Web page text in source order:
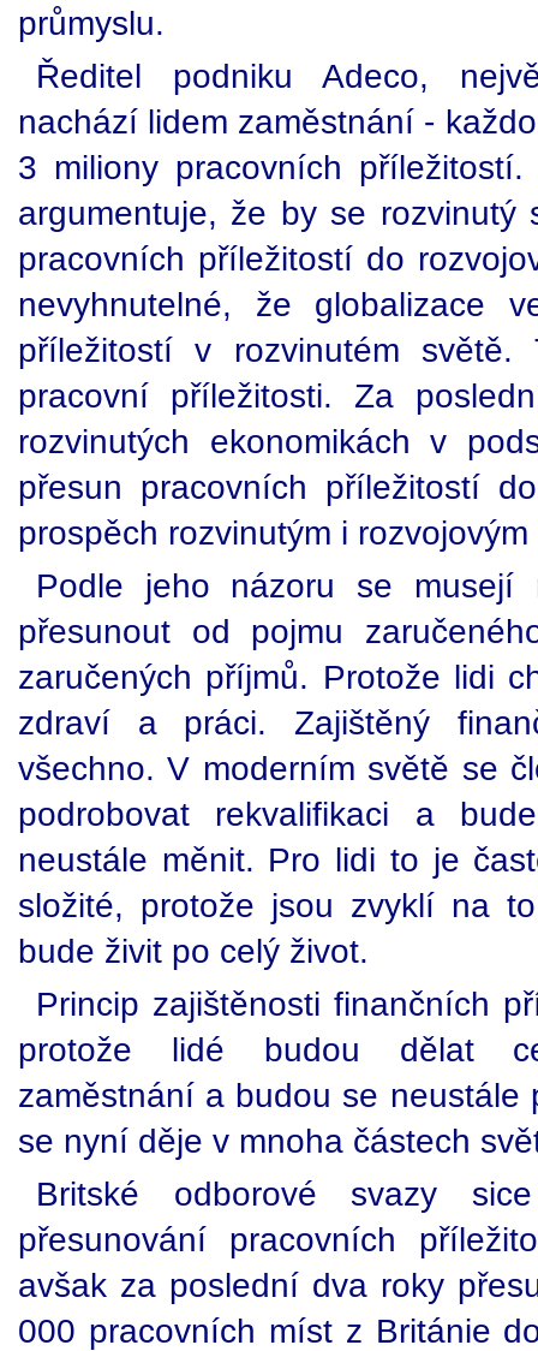
průmyslu.
Ředitel podniku Adeco,
nachází lidem zaměstnání -
3 miliony pracovních
argumentuje, že by se rozvinutý
pracovních příležitostí do
nevyhnutelné, že globalizace
příležitostí v rozvinutém světě.
pracovní příležitosti. Za
rozvinutých ekonomikách v
přesun pracovních příležitostí
prospěch rozvinutým i
Podle jeho názoru se musejí
přesunout od pojmu
zaručených příjmů. Protože lidi
zdraví a práci. Zajištěný
všechno. V moderním světě se
podrobovat rekvalifikaci a
neustále měnit. Pro lidi to je
složité, protože jsou zvyklí na
bude živit po celý život.
Princip zajištěnosti finančních
protože lidé budou dělat
zaměstnání a budou se neustále
se nyní děje v mnoha částech
Britské odborové svazy
přesunování pracovních
avšak za poslední dva roky
000 pracovních míst z Británie